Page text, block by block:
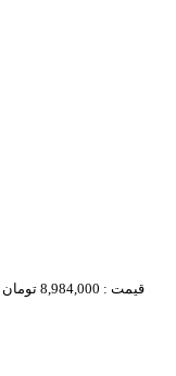
قیمت : 8,984,000 تومان